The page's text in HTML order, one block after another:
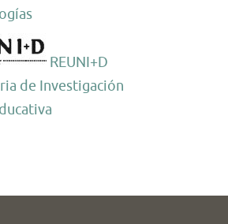
REUNI+D
de Investigación